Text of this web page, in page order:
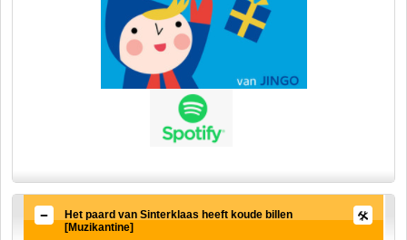
Het paard van Sinterklaas heeft koude billen
[Muzikantine]